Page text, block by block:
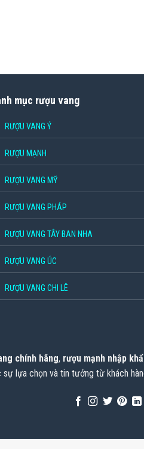
mục rượu vang
RƯỢU VANG Ý
RƯỢU MẠNH
RƯỢU VANG MỸ
RƯỢU VANG PHÁP
RƯỢU VANG TÂY BAN NHA
RƯỢU VANG ÚC
RƯỢU VANG CHI LÊ
chính hãng, rượu mạnh nhập
lựa chọn và tin tưởng từ khách